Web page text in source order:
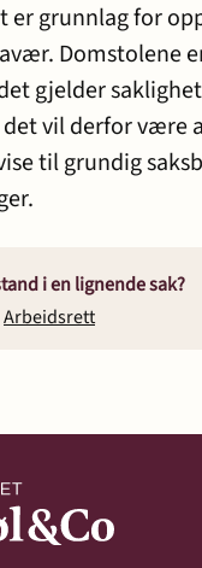
er grunnlag for
Domstolene
gjelder
det vil derfor være
til grundig
i en lignende sak?
Arbeidsrett